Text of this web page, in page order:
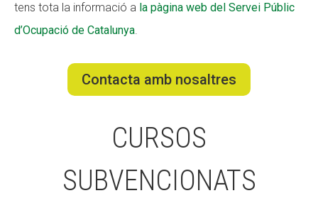
tens tota la informació a la pàgina web del Servei Públic
d’Ocupació de Catalunya.
Contacta amb nosaltres
CURSOS
SUBVENCIONATS
Xarxes socials
COL·LABORA
Fes voluntariat
Treballa amb nosaltres
Xarxes socials
COL·LABORA
Fes voluntariat
Treballa amb nosaltres